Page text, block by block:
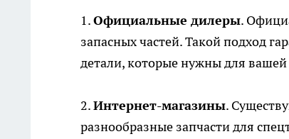
1.Официальные дилеры.
запасных частей. Такой подход
детали, которые нужны для вашей
2.Интернет-магазины.
разнообразные запчасти для